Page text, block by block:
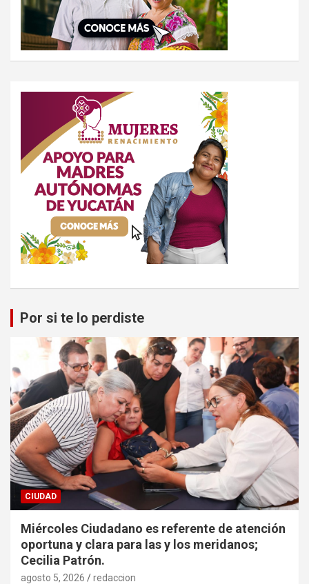
Por si te lo perdiste
CIUDAD
Miércoles Ciudadano es referente de atención
oportuna y clara para las y los meridanos;
Cecilia Patrón.
agosto 5, 2026 redaccion